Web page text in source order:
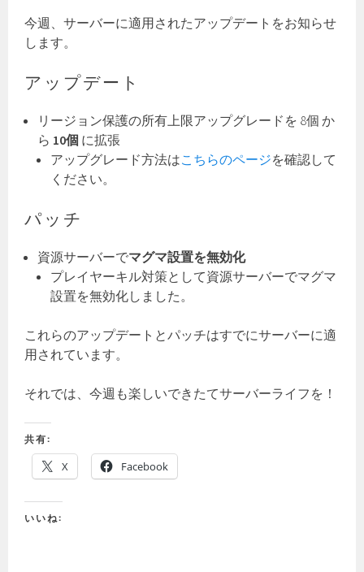
今週、サーバーに適用されたアップデートをお知らせ
します。
アップデート
リージョン保護の所有上限アップグレードを 8個 か
ら 10個 に拡張
アップグレード方法はこちらのページを確認して
ください。
パッチ
資源サーバーでマグマ設置を無効化
プレイヤーキル対策として資源サーバーでマグマ
設置を無効化しました。
これらのアップデートとパッチはすでにサーバーに適
用されています。
それでは、今週も楽しいできたてサーバーライフを！
共有:
X Facebook
いいね: